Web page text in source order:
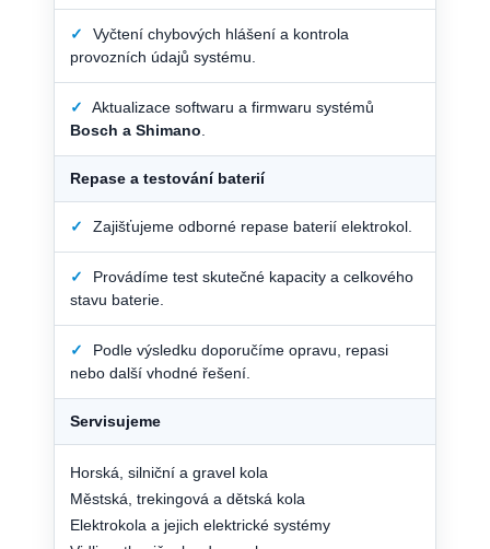
✓
Vyčtení chybových hlášení a kontrola
provozních údajů systému.
✓
Aktualizace softwaru a firmwaru systémů
Bosch a Shimano.
Repase a testování baterií
✓ Zajišťujeme odborné repase baterií elektrokol.
✓
Provádíme test skutečné kapacity a celkového
stavu baterie.
✓
Podle výsledku doporučíme opravu, repasi
nebo další vhodné řešení.
Servisujeme
Horská, silniční a gravel kola
Městská, trekingová a dětská kola
Elektrokola a jejich elektrické systémy